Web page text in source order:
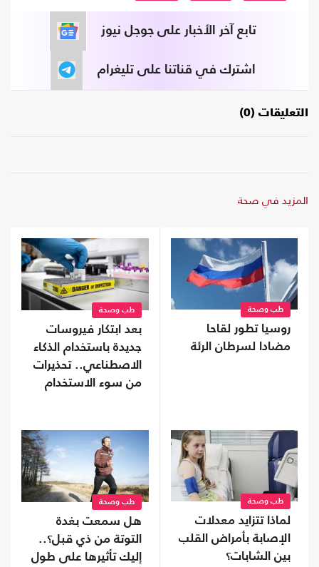
تابع آخر الأخبار على جوجل نيوز
اشترك في قناتنا على تليغرام
التعليقات (0)
المزيد في صحة
طب وصحة
روسيا تطور لقاحا
مضادا لسرطان الرئة
طب وصحة
بعد ابتكار فيروسات
جديدة باستخدام الذكاء
الاصطناعي.. تحذيرات
من سوء الاستخدام
طب وصحة
لماذا تتزايد معدلات
الإصابة بأمراض القلب
بين الشابات؟
طب وصحة
هل سمعت بغدة
التوتة من ذي قبل؟..
إليك تأثيرها على طول